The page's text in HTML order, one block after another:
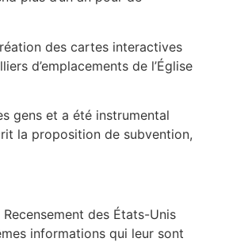
des cartes interactives
d’emplacements de l’Église
gens et a été instrumental
la proposition de subvention,
des États-Unis
informations qui leur sont